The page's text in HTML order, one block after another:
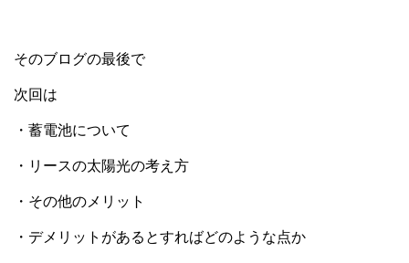
そのブログの最後で
次回は
・蓄電池について
・リースの太陽光の考え方
・その他のメリット
・デメリットがあるとすればどのような点か